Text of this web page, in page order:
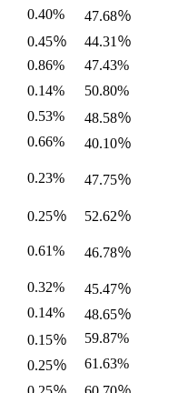
0.40%
47.68％
0.45％
44.31％
0.86%
47.43%
0.14%
50.80%
0.53%
48.58％
0.66%
40.10％
0.23% 47.75％
0.25％
52.62％
0.61% 46.78％
0.32%
45.47％
0.14%
48.65％
0.15％
59.87%
0.25％
61.63%